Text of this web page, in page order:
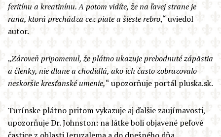
feritínu a kreatinínu. A potom vidíte, že na ľavej strane je
rana, ktorá prechádza cez piate a šieste rebro,“ uviedol
autor.
„Zároveň pripomenul, že plátno ukazuje prebodnuté zápästia
a členky, nie dlane a chodidlá, ako ich často zobrazovalo
neskoršie kresťanské umenie,“ upozorňuje portál pluska.sk.
Turínske plátno pritom vykazuje aj ďalšie zaujímavosti,
upozorňuje Dr. Johnston: na látke boli objavené peľové
častice z oblasti Jeruzalema a do dnešného dňa